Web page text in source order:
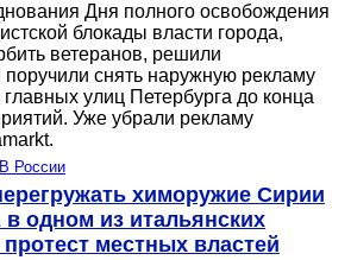
Дня полного освобождения
блокады власти города,
ветеранов, решили
поручили снять наружную рекламу
улиц Петербурга до конца
Уже убрали рекламу
В России
химоружие Сирии
одном из итальянских
местных властей